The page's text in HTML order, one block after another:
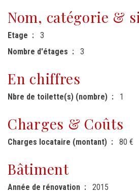
Nom, catégorie &
Etage
3
Nombre d'étages
3
En chiffres
Nbre de toilette(s) (nombre) 1
Charges & Coûts
Charges locataire (montant) 80 €
Bâtiment
Année de rénovation 2015